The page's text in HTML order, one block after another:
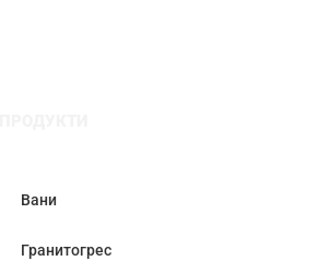
Вани
Гранитогрес